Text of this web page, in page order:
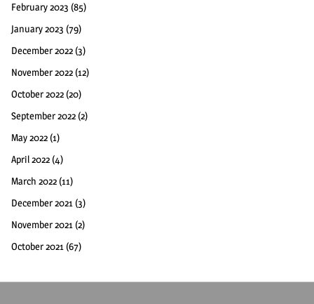
February 2023 (85)
January 2023 (79)
December 2022 (3)
November 2022 (12)
October 2022 (20)
September 2022 (2)
May 2022 (1)
April 2022 (4)
March 2022 (11)
December 2021 (3)
November 2021 (2)
October 2021 (67)